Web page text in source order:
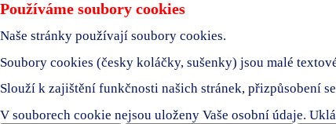
Používáme soubory cookies
Naše stránky používají soubory cookies.
Soubory cookies (česky koláčky, sušenky) jsou malé
Slouží k zajištění funkčnosti našich stránek, přizpůsobení
V souborech cookie nejsou uloženy Vaše osobní údaje.